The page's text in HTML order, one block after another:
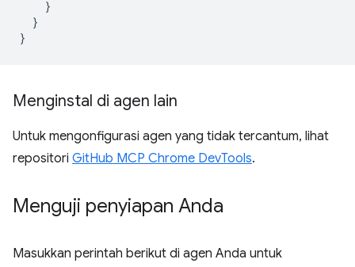
}
}
}
Menginstal di agen lain
Untuk mengonfigurasi agen yang tidak tercantum, lihat
repositori GitHub MCP Chrome DevTools.
Menguji penyiapan Anda
Masukkan perintah berikut di agen Anda untuk